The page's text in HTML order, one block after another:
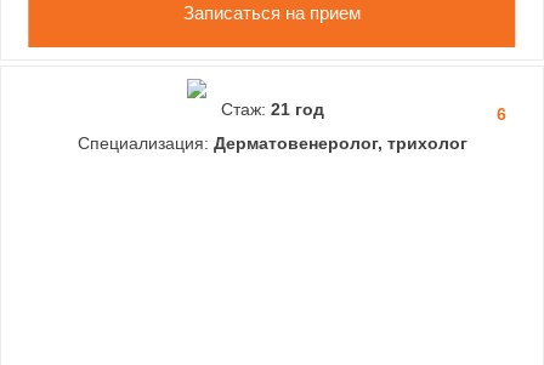
Записаться на прием
6
Стаж: 21 год
Специализация: Дерматовенеролог, трихолог